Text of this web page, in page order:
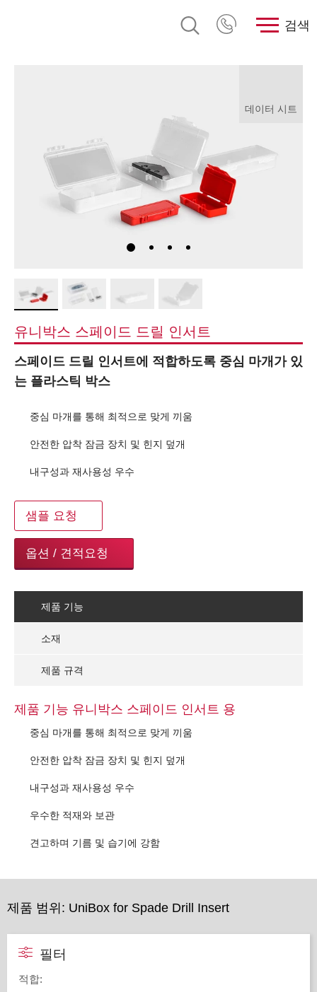
검색
데이터 시트
유니박스 스페이드 드릴 인서트
스페이드 드릴 인서트에 적합하도록 중심 마개가 있
는 플라스틱 박스
중심 마개를 통해 최적으로 맞게 끼움
안전한 압착 잠금 장치 및 힌지 덮개
내구성과 재사용성 우수
샘플 요청
옵션 / 견적요청
제품 기능
소재
제품 규격
제품 기능 유니박스 스페이드 인서트 용
중심 마개를 통해 최적으로 맞게 끼움
안전한 압착 잠금 장치 및 힌지 덮개
내구성과 재사용성 우수
우수한 적재와 보관
견고하며 기름 및 습기에 강함
제품 범위: UniBox for Spade Drill Insert
필터
적합: